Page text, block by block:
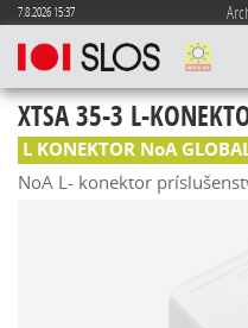
7.8.2026 15:37
XTSA 35-3 L-
L KONEKTOR NoA
NoA L- konektor